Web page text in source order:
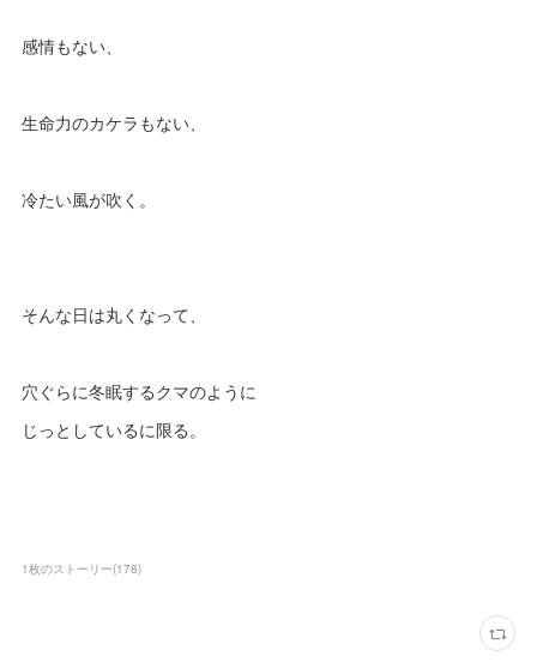
感情もない、
生命力のカケラもない、
冷たい風が吹く。
そんな日は丸くなって、
穴ぐらに冬眠するクマのように
じっとしているに限る。
1枚のストーリー(178)